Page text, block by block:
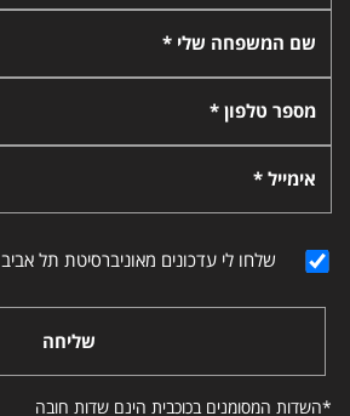
שם המשפחה שלי *
מספר טלפון *
אימייל *
שלחו לי עדכונים מאוניברסיטת תל אביב
שליחה
*השדות המסומנים בכוכבית הינם שדות חובה